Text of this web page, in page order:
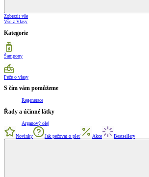
Zobrazit vše
Vše z Vlasy
Kategorie
Šampony
Péče o vlasy
S čím vám pomůžeme
Regenerace
Řady a účinné látky
Arganový olej
Novinky Jak pečovat o pleť Akce Bestsellery